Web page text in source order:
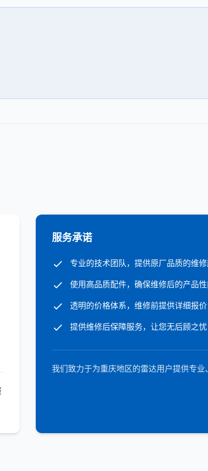
服务承诺
专业的技术团队，提供原厂品质的维
使用高品质配件，确保维修后的产品
透明的价格体系，维修前提供详细报价
提供维修后保障服务，让您无后顾之忧
我们致力于为重庆地区的雷达用户提供专业